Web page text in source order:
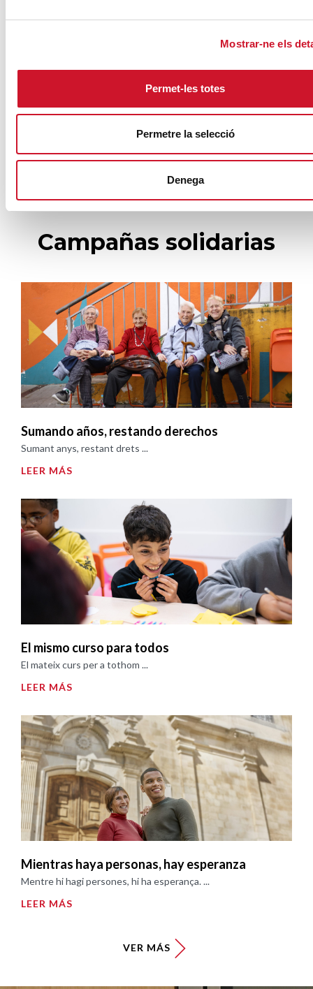
Mostrar-ne els
Permet-les totes
Permetre la selecció
Denega
hacer crecer el Maresme
Campañas solidarias
Sumando años, restando derechos
Sumant anys, restant drets ...
LEER MÁS
El mismo curso para todos
El mateix curs per a tothom ...
LEER MÁS
Mientras haya personas, hay esperanza
Mentre hi hagi persones, hi ha esperança. ...
LEER MÁS
VER MÁS